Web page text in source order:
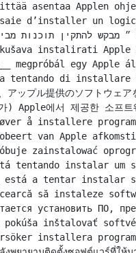
asentaa Applen
d’installer un
instalirati Apple
megpróbál egy Apple
tentando di installare
ップル提供のソフトウェア
Apple에서 제공한 소프트
å installere
van Apple
zainstalować
tentando instalar um
a tentar instalar
să instaleze
установить ПО,
inštalovať
installera